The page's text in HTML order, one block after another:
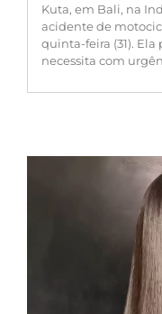
Kuta, em Bali, na
acidente de
quinta-feira (31).
necessita com